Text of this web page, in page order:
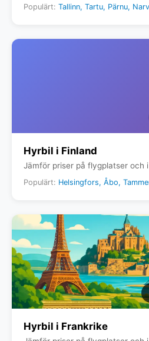
Populärt: Tallinn, Tartu, Pärnu,
Hyrbil i Finland
Jämför priser på flygplatser och
Populärt: Helsingfors, Åbo,
Hyrbil i Frankrike